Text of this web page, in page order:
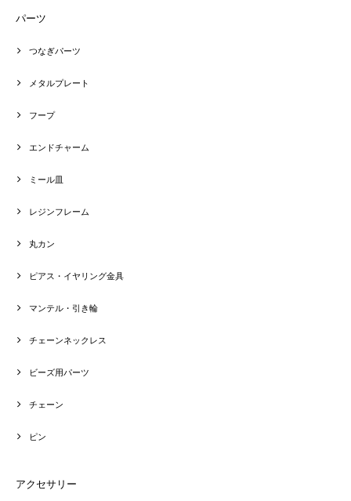
パーツ
つなぎパーツ
メタルプレート
フープ
エンドチャーム
ミール皿
レジンフレーム
丸カン
ピアス・イヤリング金具
マンテル・引き輪
チェーンネックレス
ビーズ用パーツ
チェーン
ピン
アクセサリー